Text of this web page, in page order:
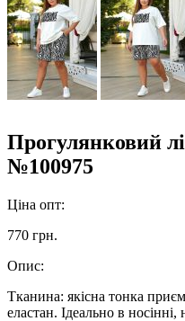
Прогулянковий
№100975
Ціна опт:
770 грн.
Опис:
Тканина: якісна тонка
еластан. Ідеально в носінні,